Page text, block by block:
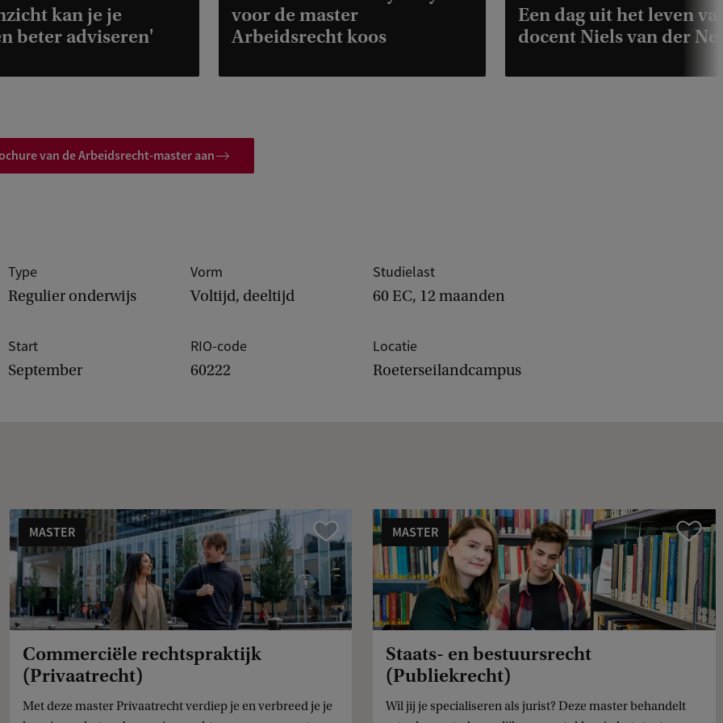
kan je je
beter adviseren'
voor de master
Arbeidsrecht koos
Een dag uit het leven
docent Niels van der
van de Arbeidsrecht-master aan
Type
Regulier onderwijs
Vorm
Voltijd, deeltijd
Studielast
60 EC, 12 maanden
Start
September
RIO-code
60222
Locatie
Roeterseilandcampus
Vergelijk
MASTER
Commerciële rechtspraktijk
(Privaatrecht)
Met deze master Privaatrecht verdiep je en verbreed je je
Vergelijk
MASTER
Staats- en bestuursrecht
(Publiekrecht)
Wil jij je specialiseren als jurist? Deze master behandelt